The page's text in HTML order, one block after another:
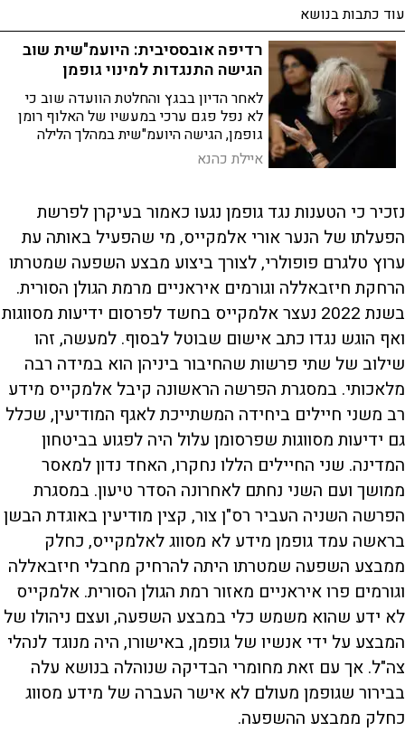
עוד כתבות בנושא
רדיפה אובססיבית: היועמ"שית שוב
הגישה התנגדות למינוי גופמן
לאחר הדיון בבגץ והחלטת הוועדה שוב כי
לא נפל פגם ערכי במעשיו של האלוף רומן
גופמן, הגישה היועמ"שית במהלך הלילה
התנגדות נוספת למינויו של גופמן לתפקיד
ראש המוסד
איילת כהנא
נזכיר כי הטענות נגד גופמן נגעו כאמור בעיקרן לפרשת
הפעלתו של הנער אורי אלמקייס, מי שהפעיל באותה עת
ערוץ טלגרם פופולרי, לצורך ביצוע מבצע השפעה שמטרתו
הרחקת חיזבאללה וגורמים איראניים מרמת הגולן הסורית.
בשנת 2022 נעצר אלמקייס בחשד לפרסום ידיעות מסווגות
ואף הוגש נגדו כתב אישום שבוטל לבסוף. למעשה, זהו
שילוב של שתי פרשות שהחיבור ביניהן הוא במידה רבה
מלאכותי. במסגרת הפרשה הראשונה קיבל אלמקייס מידע
רב משני חיילים ביחידה המשתייכת לאגף המודיעין, שכלל
גם ידיעות מסווגות שפרסומן עלול היה לפגוע בביטחון
המדינה. שני החיילים הללו נחקרו, האחד נדון למאסר
ממושך ועם השני נחתם לאחרונה הסדר טיעון. במסגרת
הפרשה השניה העביר רס"ן צור, קצין מודיעין באוגדת הבשן
בראשה עמד גופמן מידע לא מסווג לאלמקייס, כחלק
ממבצע השפעה שמטרתו היתה להרחיק מחבלי חיזבאללה
וגורמים פרו איראניים מאזור רמת הגולן הסורית. אלמקייס
לא ידע שהוא משמש כלי במבצע השפעה, ועצם ניהולו של
המבצע על ידי אנשיו של גופמן, באישורו, היה מנוגד לנהלי
צה"ל. אך עם זאת מחומרי הבדיקה שנוהלה בנושא עלה
בבירור שגופמן מעולם לא אישר העברה של מידע מסווג
כחלק ממבצע ההשפעה.